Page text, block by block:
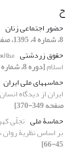
ح
حضور اجتماعی زنان
8، شماره 4، 1395، صفحه 539-556]
حقوق زردشتی
اسلام[دوره 8، شماره 3، 1395، صفحه 395-410]
حماسه‏های ملی ایران
ایران از دیدگاه
صفحه 349-370]
حماسۀ ملی تجلّی
بر اساس نظریۀ
45-66]